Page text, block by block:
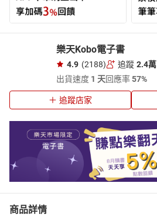
樂天Kobo電子書
4.9 (2188) 追蹤 2.4萬
出貨速度 1 天回應率57%
追蹤店家
商品詳情